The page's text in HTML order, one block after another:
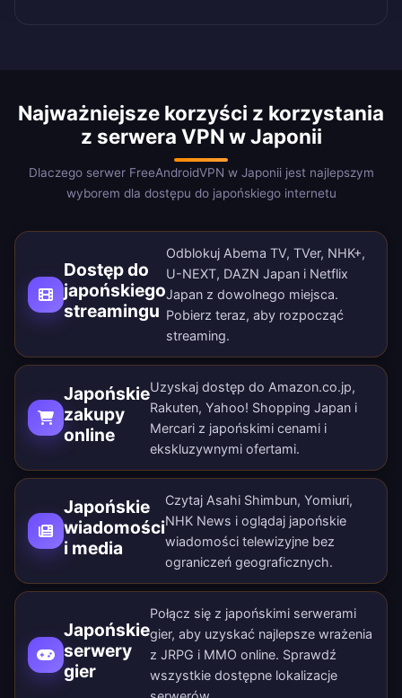
Najważniejsze korzyści z korzystania
z serwera VPN w Japonii
Dlaczego serwer FreeAndroidVPN w Japonii jest najlepszym
wyborem dla dostępu do japońskiego internetu
Dostęp do
japońskiego
streamingu
Odblokuj Abema TV, TVer, NHK+,
U-NEXT, DAZN Japan i Netflix
Japan z dowolnego miejsca.
Pobierz teraz, aby rozpocząć
streaming.
Japońskie
zakupy
online
Uzyskaj dostęp do Amazon.co.jp,
Rakuten, Yahoo! Shopping Japan i
Mercari z japońskimi cenami i
ekskluzywnymi ofertami.
Japońskie
wiadomości
i media
Czytaj Asahi Shimbun, Yomiuri,
NHK News i oglądaj japońskie
wiadomości telewizyjne bez
ograniczeń geograficznych.
Japońskie
serwery
gier
Połącz się z japońskimi serwerami
gier, aby uzyskać najlepsze wrażenia
z JRPG i MMO online. Sprawdź
wszystkie dostępne lokalizacje